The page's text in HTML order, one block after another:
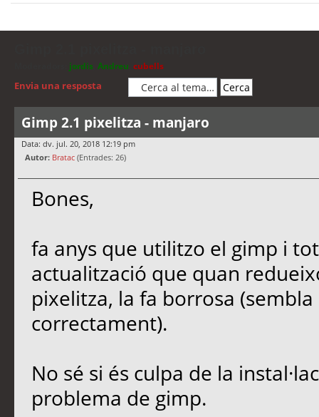
jordis Andreu cubells
Envia una resposta
Gimp 2.1 pixelitza - manjaro
Data: dv. jul. 20, 2018 12:19 pm
Autor: Bratac (Entrades: 26)
Bones,
fa anys que utilitzo el gimp i
actualització que quan
pixelitza, la fa borrosa
correctament).
No sé si és culpa de la
problema de gimp.